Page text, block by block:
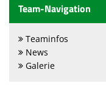
Team-Navigation
Teaminfos
News
Galerie